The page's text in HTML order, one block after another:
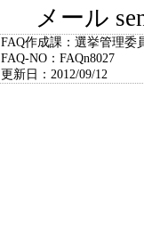
メール
FAQ作成課：選挙管理委
FAQ-NO：FAQn8027
更新日：2012/09/12